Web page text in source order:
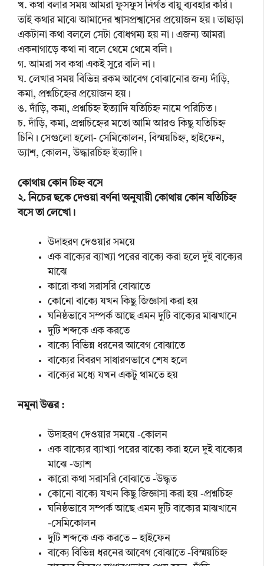
খ. কথা বলার সময় আমরা ফুসফুস নির্গত বায়ু ব্যবহার করি।
তাই কথার মাঝে আমাদের শ্বাসপ্রশ্বাসের প্রয়োজন হয়। তাছাড়া
একটানা কথা বললে সেটা বোধগম্য হয় না। এজন্য আমরা
একনাগাড়ে কথা না বলে থেমে থেমে বলি।
গ. আমরা সব কথা একই সুরে বলি না।
ঘ. লেখার সময় বিভিন্ন রকম আবেগ বোঝানোর জন্য দাঁড়ি,
কমা, প্রশ্নচিহ্নের প্রয়োজন হয়।
ঙ. দাঁড়ি, কমা, প্রশ্নচিহ্ন ইত্যাদি যতিচিহ্ন নামে পরিচিত।
চ. দাঁড়ি, কমা, প্রশ্নচিহ্নের মতো আমি আরও কিছু যতিচিহ্ন
চিনি। সেগুলো হলো- সেমিকোলন, বিস্ময়চিহ্ন, হাইফেন,
ড্যাশ, কোলন, উদ্ধারচিহ্ন ইত্যাদি।
কোথায় কোন চিহ্ন বসে
২. নিচের ছকে দেওয়া বর্ণনা অনুযায়ী কোথায় কোন যতিচিহ্ন
বসে তা লেখো।
উদাহরণ দেওয়ার সময়ে
এক বাক্যের ব্যাখ্যা পরের বাক্যে করা হলে দুই বাক্যের
মাঝে
কারো কথা সরাসরি বোঝাতে
কোনো বাক্যে যখন কিছু জিজ্ঞাসা করা হয়
ঘনিষ্ঠভাবে সম্পর্ক আছে এমন দুটি বাক্যের মাঝখানে
দুটি শব্দকে এক করতে
বাক্যে বিভিন্ন ধরনের আবেগ বোঝাতে
বাক্যের বিবরণ সাধারণভাবে শেষ হলে
বাক্যের মধ্যে যখন একটু থামতে হয়
নমুনা উত্তর :
উদাহরণ দেওয়ার সময়ে -কোলন
এক বাক্যের ব্যাখ্যা পরের বাক্যে করা হলে দুই বাক্যের
মাঝে -ড্যাশ
কারো কথা সরাসরি বোঝাতে -উদ্ধৃত
কোনো বাক্যে যখন কিছু জিজ্ঞাসা করা হয় -প্রশ্নচিহ্ন
ঘনিষ্ঠভাবে সম্পর্ক আছে এমন দুটি বাক্যের মাঝখানে
-সেমিকোলন
দুটি শব্দকে এক করতে – হাইফেন
বাক্যে বিভিন্ন ধরনের আবেগ বোঝাতে -বিস্ময়চিহ্ন